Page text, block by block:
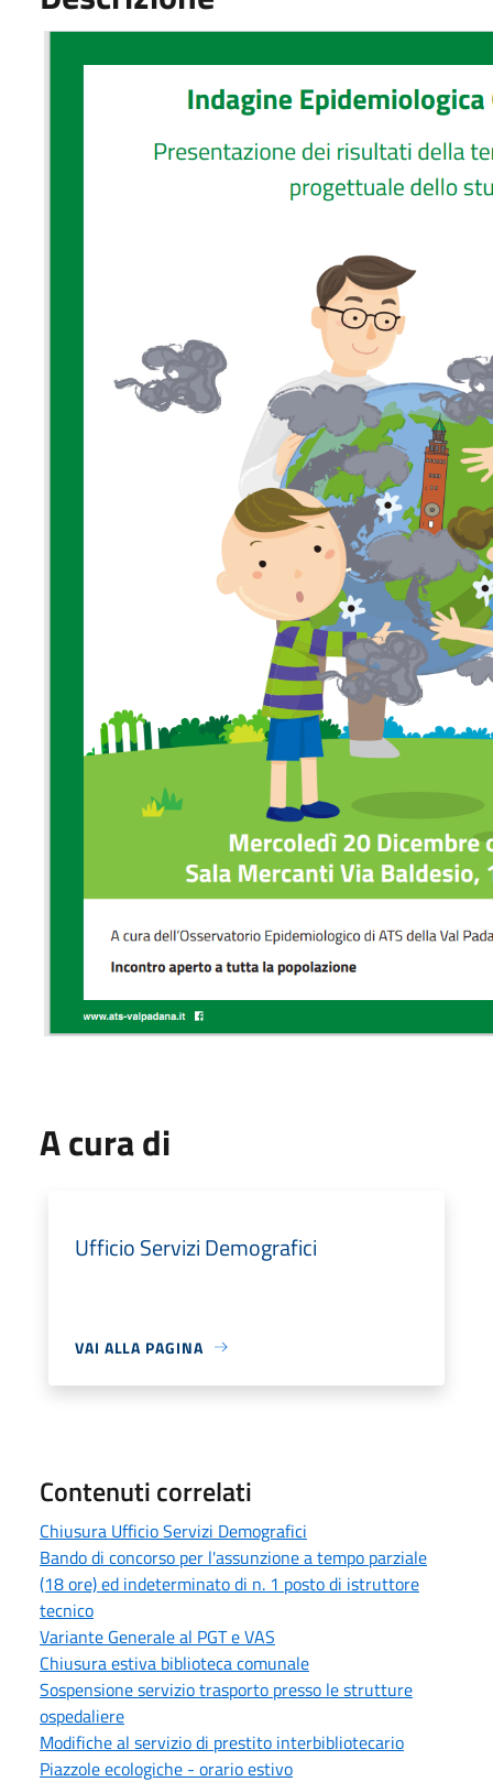
A cura di
Ufficio Servizi Demografici
VAI ALLA PAGINA
Contenuti correlati
Chiusura Ufficio Servizi Demografici
Bando di concorso per l'assunzione a tempo parziale
(18 ore) ed indeterminato di n. 1 posto di istruttore
tecnico
Variante Generale al PGT e VAS
Chiusura estiva biblioteca comunale
Sospensione servizio trasporto presso le strutture
ospedaliere
Modifiche al servizio di prestito interbibliotecario
Piazzole ecologiche - orario estivo